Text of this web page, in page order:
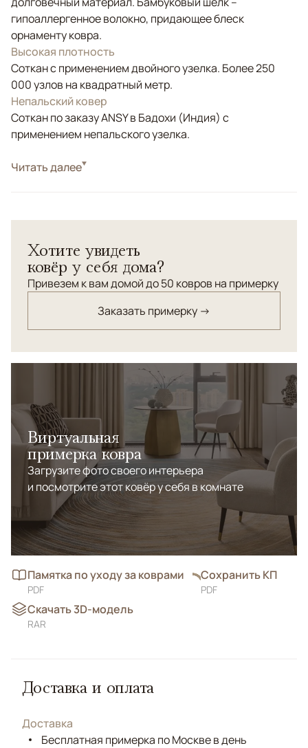
гипоаллергенное волокно, придающее блеск
орнаменту ковра.
Высокая плотность
Соткан с применением двойного узелка. Более 250
000 узлов на квадратный метр.
Непальский ковер
Соткан по заказу ANSY в Бадохи (Индия) с
применением непальского узелка.
СтильКлассические
Читать далее
Хотите увидеть
ковёр у себя дома?
Привезем к вам домой до 50 ковров на примерку
Заказать примерку →
Виртуальная
примерка ковра
Загрузите фото своего интерьера
и посмотрите этот ковёр у себя в комнате
Памятка по уходу за коврами
PDF
Сохранить КП
PDF
Скачать 3D-модель
RAR
Доставка и оплата
Доставка
Бесплатная примерка по Москве в день